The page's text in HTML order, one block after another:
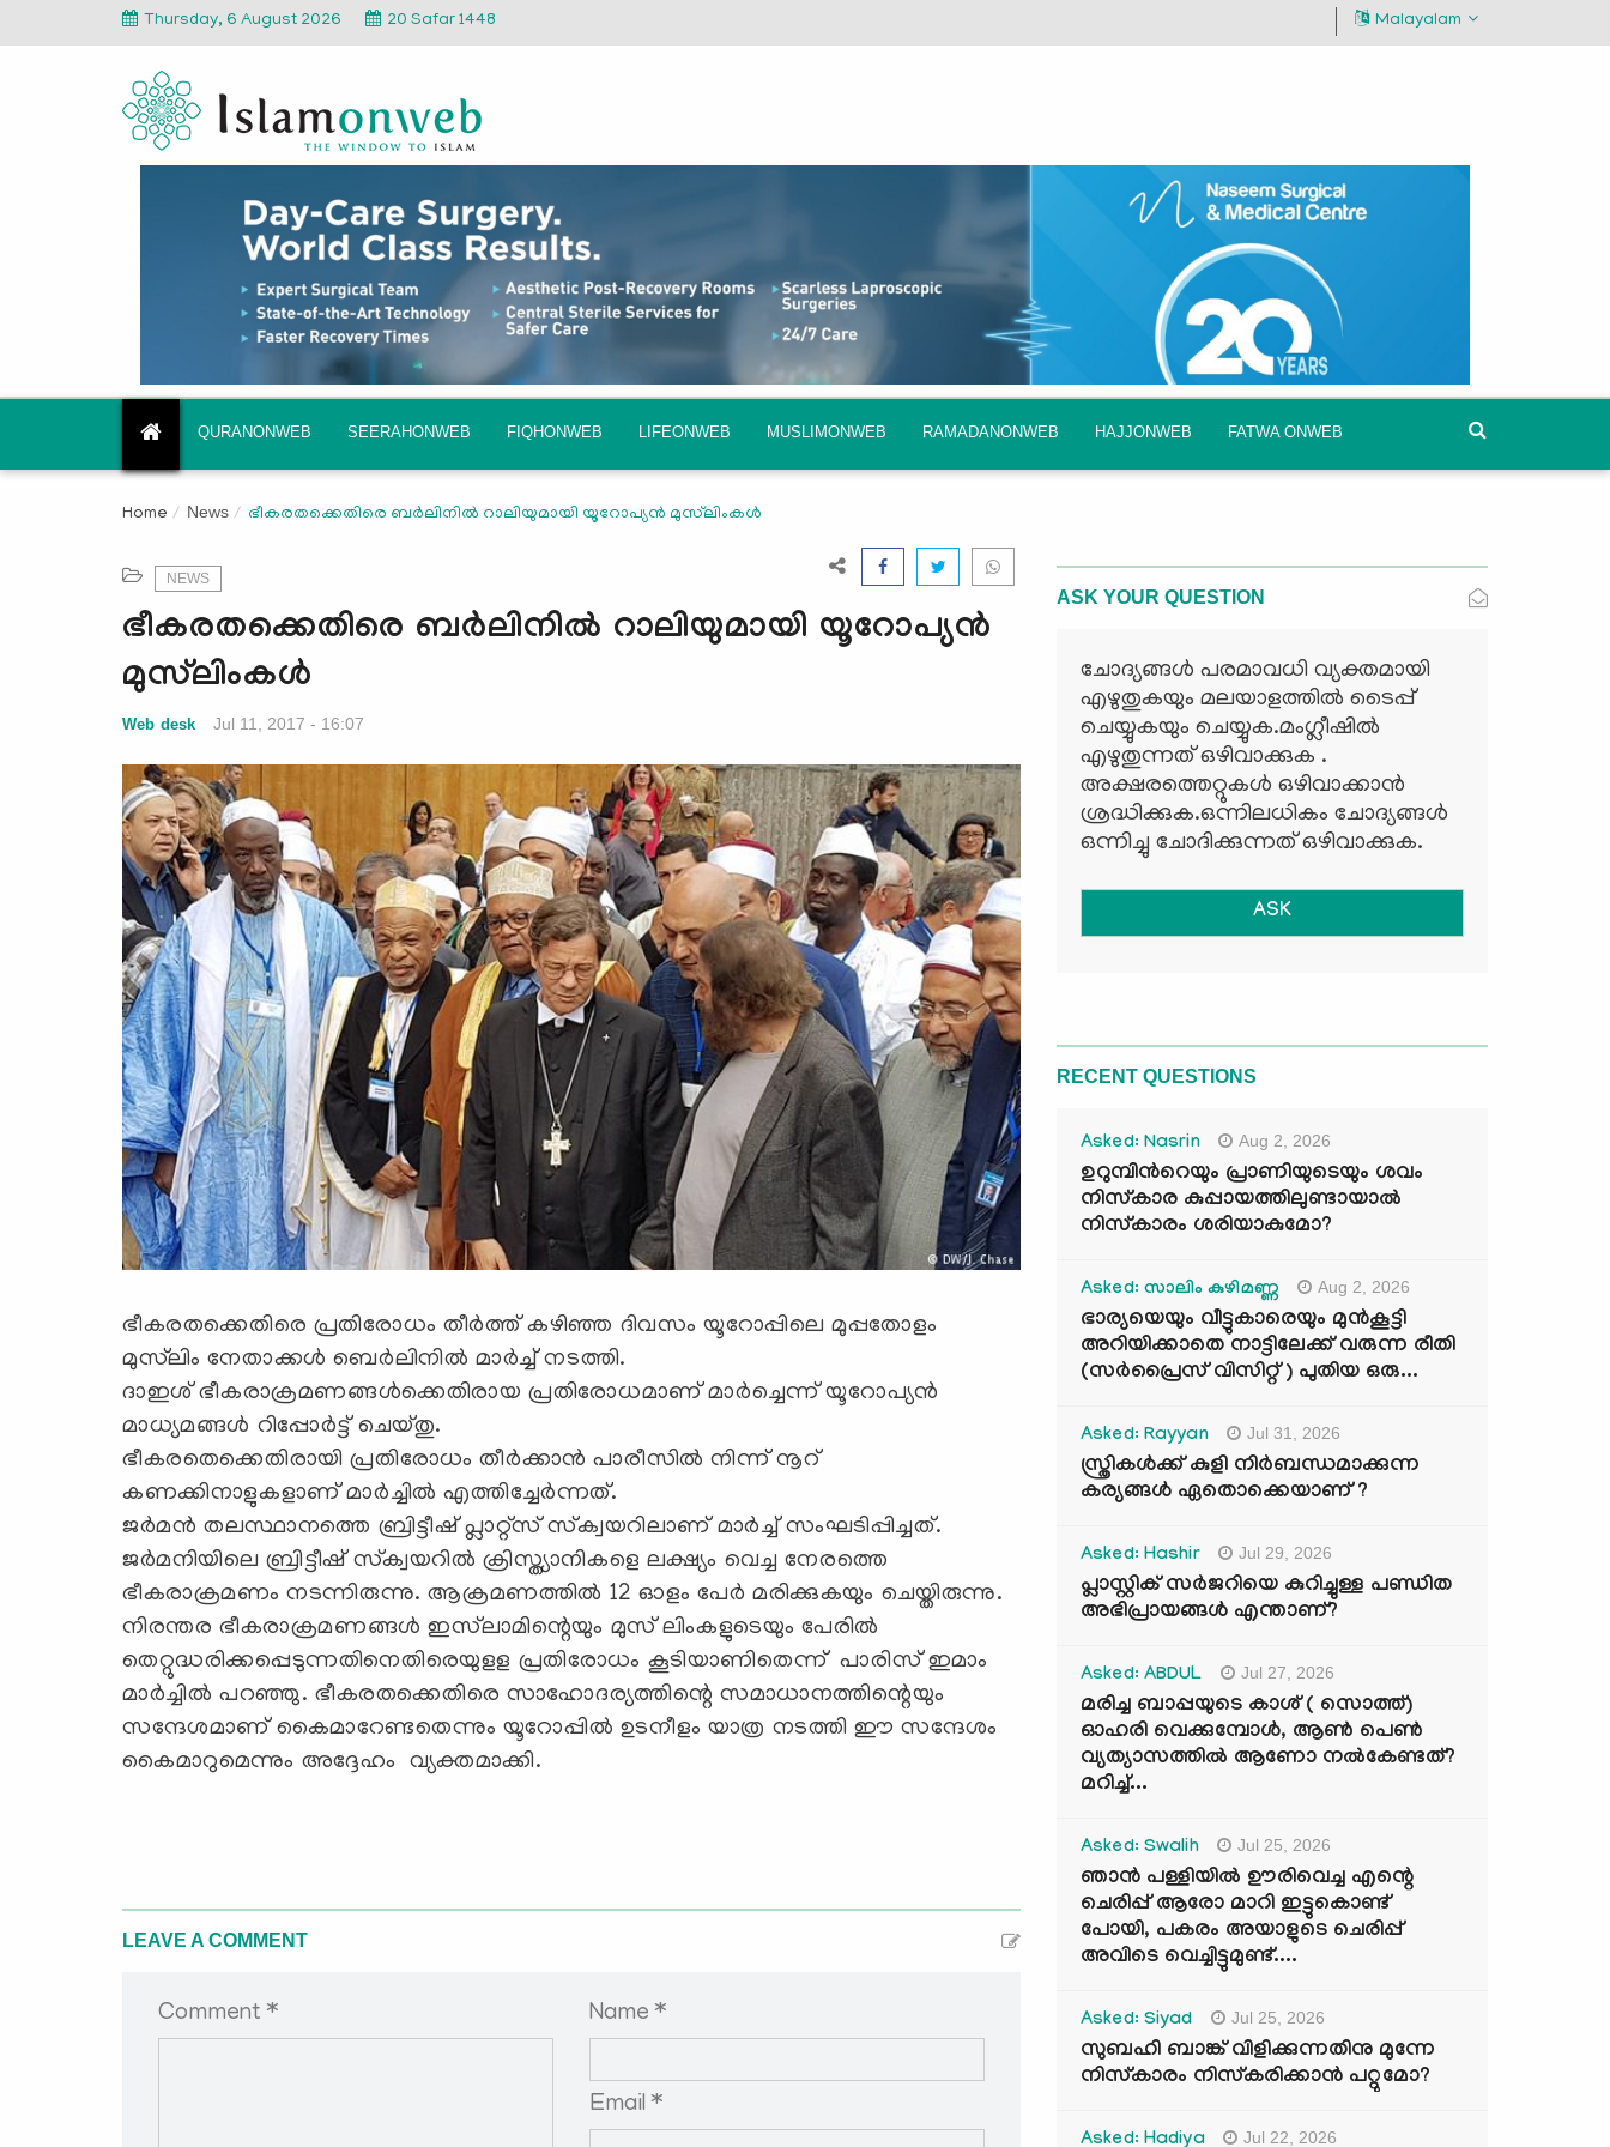
Thursday, 6 August 2026 20 Safar 1448 Malayalam
QURANONWEB SEERAHONWEB FIQHONWEB LIFEONWEB MUSLIMONWEB RAMADANONWEB HAJJONWEB FATWA ONWEB
Home News ഭീകരതക്കെതിരെ ബര്‍ലിനില്‍ റാലിയുമായി യൂറോപ്യന്‍ മുസ്‌ലിംകള്‍
NEWS
ഭീകരതക്കെതിരെ ബര്‍ലിനില്‍ റാലിയുമായി യൂറോപ്യന്‍
മുസ്‌ലിംകള്‍
Web desk Jul 11, 2017 - 16:07
ഭീകരതക്കെതിരെ പ്രതിരോധം തീര്‍ത്ത് കഴിഞ്ഞ ദിവസം യൂറോപ്പിലെ മുപ്പതോളം
മുസ്‌ലിം നേതാക്കള്‍ ബെര്‍ലിനില്‍ മാര്‍ച്ച് നടത്തി.
ദാഇശ് ഭീകരാക്രമണങ്ങള്‍ക്കെതിരായ പ്രതിരോധമാണ് മാര്‍ച്ചെന്ന് യൂറോപ്യന്‍
മാധ്യമങ്ങള്‍ റിപ്പോര്‍ട്ട് ചെയ്തു.
ഭീകരതെക്കെതിരായി പ്രതിരോധം തീര്‍ക്കാന്‍ പാരീസില്‍ നിന്ന് നൂറ്
കണക്കിനാളുകളാണ് മാര്‍ച്ചില്‍ എത്തിച്ചേര്‍ന്നത്.
ജര്‍മന്‍ തലസ്ഥാനത്തെ ബ്രിട്ടീഷ് പ്ലാറ്റ്‌സ് സ്‌ക്വയറിലാണ് മാര്‍ച്ച് സംഘടിപ്പിച്ചത്.
ജര്‍മനിയിലെ ബ്രിട്ടീഷ് സ്‌ക്വയറില്‍ ക്രിസ്ത്യാനികളെ ലക്ഷ്യം വെച്ച നേരത്തെ
ഭീകരാക്രമണം നടന്നിരുന്നു. ആക്രമണത്തില്‍ 12 ഓളം പേര്‍ മരിക്കുകയും ചെയ്തിരുന്നു.
നിരന്തര ഭീകരാക്രമണങ്ങള്‍ ഇസ്‌ലാമിന്റെയും മുസ് ലിംകളുടെയും പേരില്‍
തെറ്റുദ്ധരിക്കപ്പെടുന്നതിനെതിരെയുളള പ്രതിരോധം കൂടിയാണിതെന്ന് പാരിസ് ഇമാം
മാര്‍ച്ചില്‍ പറഞ്ഞു. ഭീകരതക്കെതിരെ സാഹോദര്യത്തിന്റെ സമാധാനത്തിന്റെയും
സന്ദേശമാണ് കൈമാറേണ്ടതെന്നും യൂറോപ്പില്‍ ഉടനീളം യാത്ര നടത്തി ഈ സന്ദേശം
കൈമാറുമെന്നും അദ്ദേഹം വ്യക്തമാക്കി.
LEAVE A COMMENT
Comment * Name *
Email *
ASK YOUR QUESTION
ചോദ്യങ്ങള്‍ പരമാവധി വ്യക്തമായി
എഴുതുകയും മലയാളത്തില്‍ ടൈപ്പ്
ചെയ്യുകയും ചെയ്യുക.മംഗ്ലീഷില്‍
എഴുതുന്നത് ഒഴിവാക്കുക .
അക്ഷരത്തെറ്റുകള്‍ ഒഴിവാക്കാന്‍
ശ്രദ്ധിക്കുക.ഒന്നിലധികം ചോദ്യങ്ങള്‍
ഒന്നിച്ചു ചോദിക്കുന്നത് ഒഴിവാക്കുക.
ASK
RECENT QUESTIONS
Asked: Nasrin Aug 2, 2026
ഉറുമ്പിന്‍റെയും പ്രാണിയുടെയും ശവം
നിസ്കാര കുപ്പായത്തിലുണ്ടായാൽ
നിസ്കാരം ശരിയാകുമോ?
Asked: സാലിം കുഴിമണ്ണ Aug 2, 2026
ഭാര്യയെയും വീട്ടുകാരെയും മുൻകൂട്ടി
അറിയിക്കാതെ നാട്ടിലേക്ക് വരുന്ന രീതി
(സർപ്രൈസ് വിസിറ്റ് ) പുതിയ ഒരു...
Asked: Rayyan Jul 31, 2026
സ്ത്രികൾക്ക് കുളി നിർബന്ധമാക്കുന്ന
കര്യങ്ങൾ ഏതൊക്കെയാണ് ?
Asked: Hashir Jul 29, 2026
പ്ലാസ്റ്റിക് സർജറിയെ കുറിച്ചുള്ള പണ്ഡിത
അഭിപ്രായങ്ങൾ എന്താണ്?
Asked: ABDUL Jul 27, 2026
മരിച്ച ബാപ്പയുടെ കാശ് ( സൊത്ത്)
ഓഹരി വെക്കുമ്പോൾ, ആണ്‍ പെണ്‍
വ്യത്യാസത്തില്‍ ആണോ നല്‍കേണ്ടത്?
മറിച്ച്...
Asked: Swalih Jul 25, 2026
ഞാൻ പള്ളിയിൽ ഊരിവെച്ച എന്റെ
ചെരിപ്പ് ആരോ മാറി ഇട്ടുകൊണ്ട്
പോയി, പകരം അയാളുടെ ചെരിപ്പ്
അവിടെ വെച്ചിട്ടുമുണ്ട്....
Asked: Siyad Jul 25, 2026
സുബഹി ബാങ്ക് വിളിക്കുന്നതിനു മുന്നേ
നിസ്കാരം നിസ്കരിക്കാൻ പറ്റുമോ?
Asked: Hadiya Jul 22, 2026